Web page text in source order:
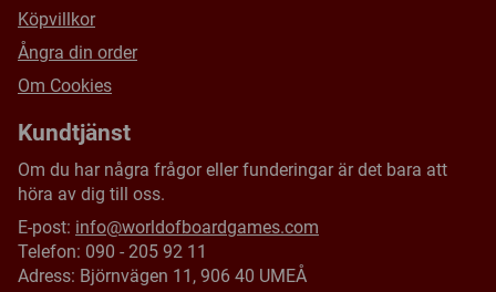
Köpvillkor
Ångra din order
Om Cookies
Kundtjänst
Om du har några frågor eller funderingar är det bara att
höra av dig till oss.
E-post: info@worldofboardgames.com
Telefon: 090 - 205 92 11
Adress: Björnvägen 11, 906 40 UMEÅ